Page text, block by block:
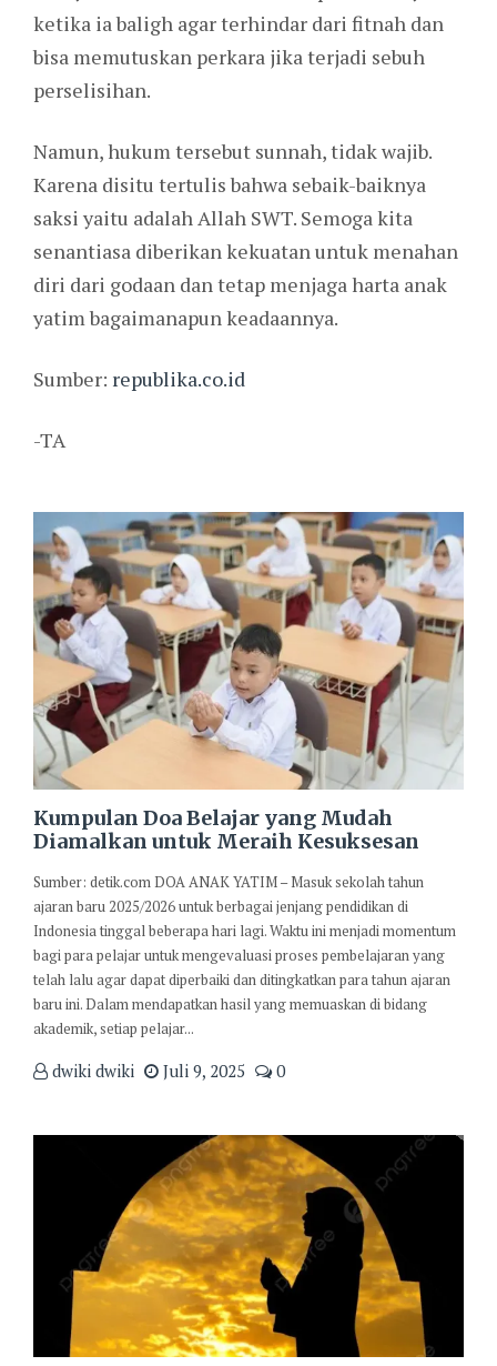
ketika ia baligh agar terhindar dari fitnah dan
bisa memutuskan perkara jika terjadi sebuh
perselisihan.
Namun, hukum tersebut sunnah, tidak wajib.
Karena disitu tertulis bahwa sebaik-baiknya
saksi yaitu adalah Allah SWT. Semoga kita
senantiasa diberikan kekuatan untuk menahan
diri dari godaan dan tetap menjaga harta anak
yatim bagaimanapun keadaannya.
Sumber: republika.co.id
-TA
Kumpulan Doa Belajar yang Mudah
Diamalkan untuk Meraih Kesuksesan
Sumber: detik.com DOA ANAK YATIM – Masuk sekolah tahun
ajaran baru 2025/2026 untuk berbagai jenjang pendidikan di
Indonesia tinggal beberapa hari lagi. Waktu ini menjadi momentum
bagi para pelajar untuk mengevaluasi proses pembelajaran yang
telah lalu agar dapat diperbaiki dan ditingkatkan para tahun ajaran
baru ini. Dalam mendapatkan hasil yang memuaskan di bidang
akademik, setiap pelajar...
dwiki dwiki Juli 9, 2025 0